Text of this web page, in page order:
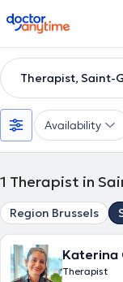
doctoranytime
Therapist, Saint-
Availability
1 Therapist in
Region Brussels
Katerina
Therapist